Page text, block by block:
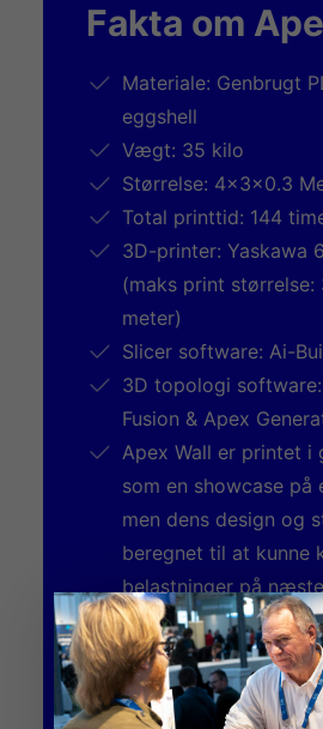
Fakta om
Materiale: Genbrugt
eggshell
Vægt: 35 kilo
Størrelse: 4x3x0.3
Total printtid: 144
3D-printer: Yaskawa
(maks print størrelse:
meter)
Slicer software: Ai-
3D topologi
Fusion & Apex
Apex Wall er printet i
som en showcase på
men dens design og
beregnet til at kunne
belastninger på
hvis den bliver 3D-
tykt rustfrit stål ved
svejserobot.